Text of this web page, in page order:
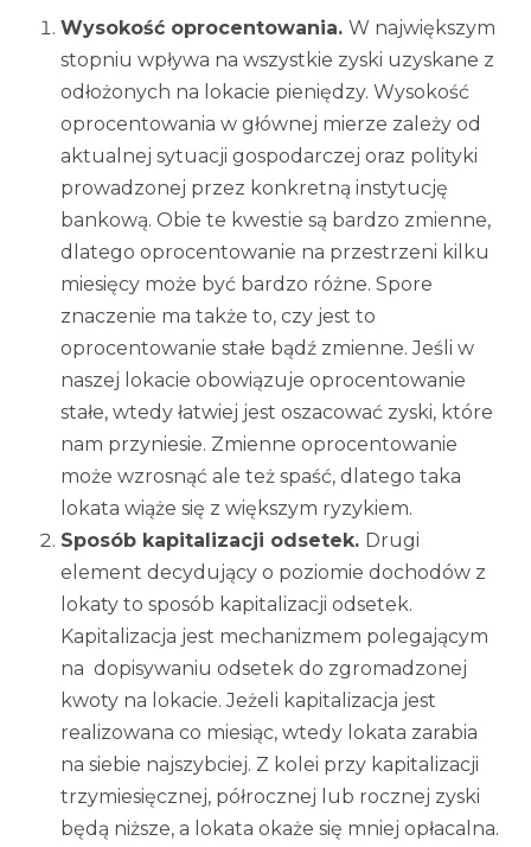
Wysokość oprocentowania. W największym
stopniu wpływa na wszystkie zyski uzyskane z
odłożonych na lokacie pieniędzy. Wysokość
oprocentowania w głównej mierze zależy od
aktualnej sytuacji gospodarczej oraz polityki
prowadzonej przez konkretną instytucję
bankową. Obie te kwestie są bardzo zmienne,
dlatego oprocentowanie na przestrzeni kilku
miesięcy może być bardzo różne. Spore
znaczenie ma także to, czy jest to
oprocentowanie stałe bądź zmienne. Jeśli w
naszej lokacie obowiązuje oprocentowanie
stałe, wtedy łatwiej jest oszacować zyski, które
nam przyniesie. Zmienne oprocentowanie
może wzrosnąć ale też spaść, dlatego taka
lokata wiąże się z większym ryzykiem.
Sposób kapitalizacji odsetek. Drugi
element decydujący o poziomie dochodów z
lokaty to sposób kapitalizacji odsetek.
Kapitalizacja jest mechanizmem polegającym
na dopisywaniu odsetek do zgromadzonej
kwoty na lokacie. Jeżeli kapitalizacja jest
realizowana co miesiąc, wtedy lokata zarabia
na siebie najszybciej. Z kolei przy kapitalizacji
trzymiesięcznej, półrocznej lub rocznej zyski
będą niższe, a lokata okaże się mniej opłacalna.